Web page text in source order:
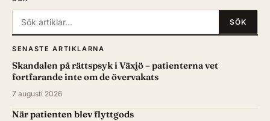
Sök: SÖK
SENASTE ARTIKLARNA
Skandalen på rättspsyk i Växjö – patienterna vet
fortfarande inte om de övervakats
7 augusti 2026
När patienten blev flyttgods